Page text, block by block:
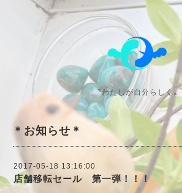
〝わたしが自分らしく〟
＊お知らせ＊
2017-05-18 13:16:00
店舗移転セール 第一弾！！！